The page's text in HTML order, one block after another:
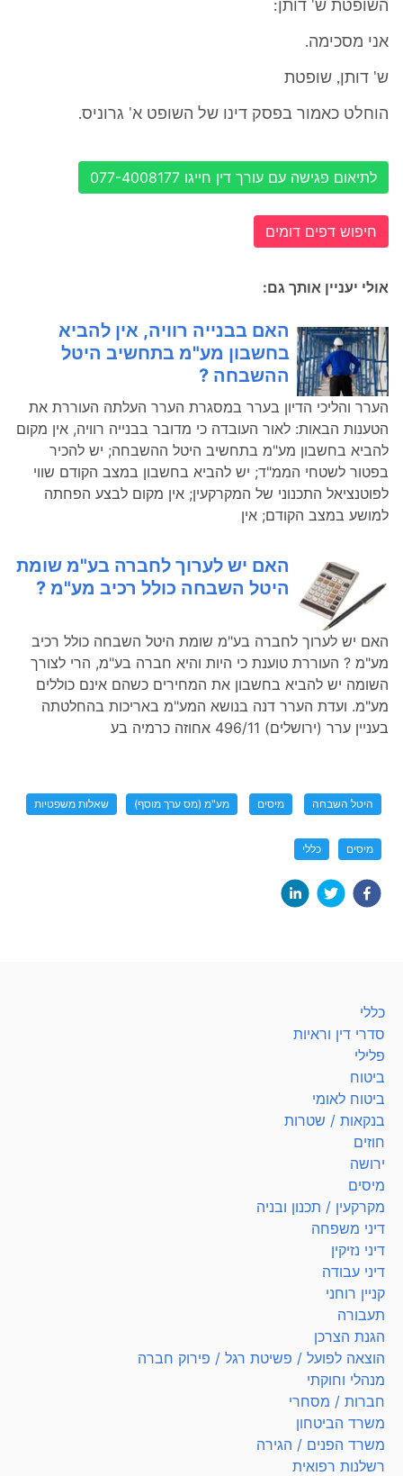
השופטת ש' דותן:
אני מסכימה.
ש' דותן, שופטת
הוחלט כאמור בפסק דינו של השופט א' גרוניס.
לתיאום פגישה עם עורך דין חייגו 077-4008177
חיפוש דפים דומים
אולי יעניין אותך גם:
האם בבנייה רוויה, אין להביא
בחשבון מע"מ בתחשיב היטל
ההשבחה ?
הערר והליכי הדיון בערר במסגרת הערר העלתה העוררת את
הטענות הבאות: לאור העובדה כי מדובר בבנייה רוויה, אין מקום
להביא בחשבון מע"מ בתחשיב היטל ההשבחה; יש להכיר
בפטור לשטחי הממ"ד; יש להביא בחשבון במצב הקודם שווי
לפוטנציאל התכנוני של המקרקעין; אין מקום לבצע הפחתה
למושע במצב הקודם; אין
האם יש לערוך לחברה בע"מ שומת
היטל השבחה כולל רכיב מע"מ ?
האם יש לערוך לחברה בע"מ שומת היטל השבחה כולל רכיב
מע"מ ? העוררת טוענת כי היות והיא חברה בע"מ, הרי לצורך
השומה יש להביא בחשבון את המחירים כשהם אינם כוללים
מע"מ. ועדת הערר דנה בנושא המע"מ באריכות בהחלטתה
בעניין ערר (ירושלים) 496/11 אחוזה כרמיה בע
היטל השבחה מיסים מע"מ (מס ערך מוסף) שאלות משפטיות
מיסים כללי
כללי
סדרי דין וראיות
פלילי
ביטוח
ביטוח לאומי
בנקאות / שטרות
חוזים
ירושה
מיסים
מקרקעין / תכנון ובניה
דיני משפחה
דיני נזיקין
דיני עבודה
קניין רוחני
תעבורה
הגנת הצרכן
הוצאה לפועל / פשיטת רגל / פירוק חברה
מנהלי וחוקתי
חברות / מסחרי
משרד הביטחון
משרד הפנים / הגירה
רשלנות רפואית